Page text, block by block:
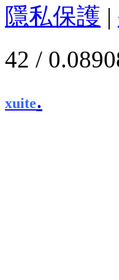
隱私保護 |
42 /
xuite.